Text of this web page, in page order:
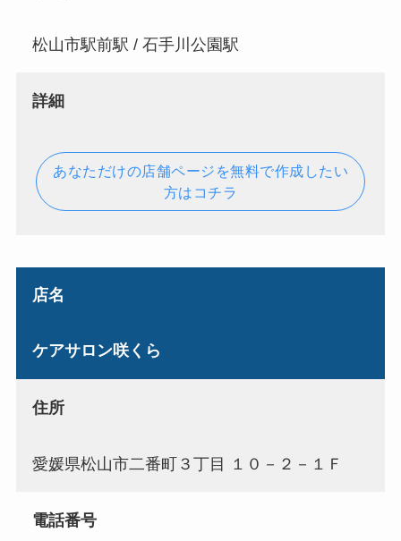
松山市駅前駅 / 石手川公園駅
詳細
あなただけの店舗ページを無料で作成したい
方はコチラ
店名
ケアサロン咲くら
住所
愛媛県松山市二番町３丁目 １０－２－１Ｆ
電話番号